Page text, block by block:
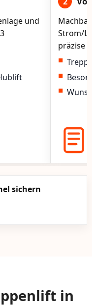
und
Strom/
präzise
sichern
in